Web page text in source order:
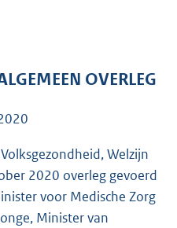
e
1
K
OVERLEG
Welzijn
2020 overleg gevoerd
voor Medische Zorg
Minister van